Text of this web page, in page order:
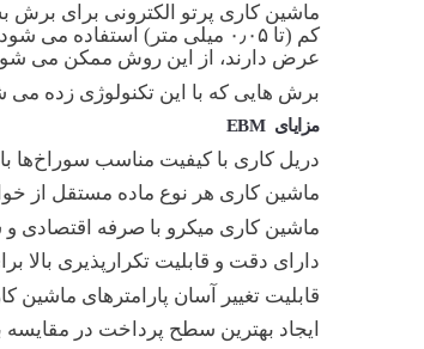
ماشین کاری پرتو الکترونی برای برش
عرض دارند، از این روش ممکن می
برش هایی که با این تکنولوژی زده
مزایای EBM
دریل کاری با کیفیت مناسب سوراخ‌ها با نرخ بسیار بالا
ماشین کاری هر نوع ماده مستقل از
ماشین کاری میکرو با صرفه اقتصادی و
دارای دقت و قابلیت تکرارپذیری بالا برای مکان سوراخ (دقت ۰٫۱ میلی‌متر) و
قابلیت تغییر آسان پارامترهای
ایجاد بهترین سطح پرداخت در مقایسه